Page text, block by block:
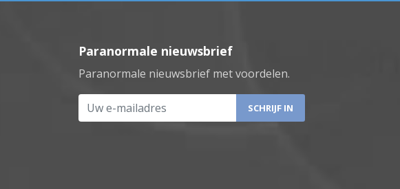
Paranormale nieuwsbrief
Paranormale nieuwsbrief met voordelen.
Uw e-mailadres